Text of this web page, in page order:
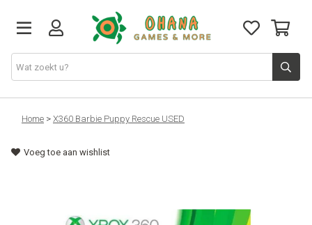
TCG
Merch
Home > X360 Barbie Puppy Rescue USED
Voeg toe aan wishlist